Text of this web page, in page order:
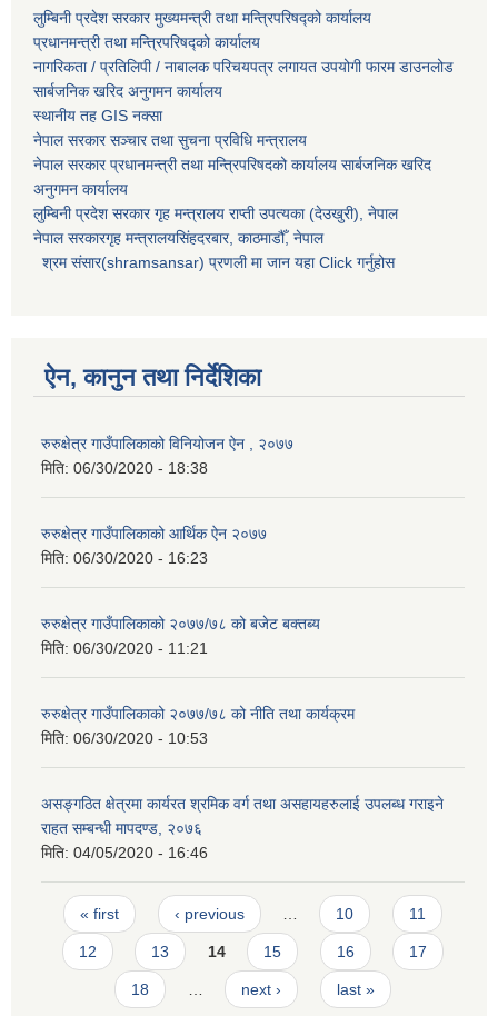
लुम्बिनी प्रदेश सरकार मुख्यमन्त्री तथा मन्त्रिपरिषद्को कार्यालय
प्रधानमन्त्री तथा मन्त्रिपरिषद्को कार्यालय
नागरिकता / प्रतिलिपी / नाबालक परिचयपत्र लगायत उपयोगी फारम डाउनलोड
सार्बजनिक खरिद अनुगमन कार्यालय
स्थानीय तह GIS नक्सा
नेपाल सरकारसञ्चार तथा सुचना प्रविधि मन्त्रालय
नेपाल सरकार प्रधानमन्त्री तथा मन्त्रिपरिषदको कार्यालय सार्बजनिक खरिद
अनुगमन कार्यालय
लुम्बिनी प्रदेश सरकार गृह मन्त्रालय राप्ती उपत्यका (देउखुरी), नेपाल
नेपाल सरकारगृह मन्त्रालयसिंहदरबार, काठमाडौँ, नेपाल
श्रम संसार(shramsansar) प्रणली मा जान यहा Click गर्नुहोस
ऐन, कानुन तथा निर्देशिका
रुरुक्षेत्र गाउँपालिकाको विनियोजन ऐन , २०७७
मिति: 06/30/2020 - 18:38
रुरुक्षेत्र गाउँपालिकाको आर्थिक ऐन २०७७
मिति: 06/30/2020 - 16:23
रुरुक्षेत्र गाउँपालिकाको २०७७/७८ को बजेट बक्तब्य
मिति: 06/30/2020 - 11:21
रुरुक्षेत्र गाउँपालिकाको २०७७/७८ को नीति तथा कार्यक्रम
मिति: 06/30/2020 - 10:53
असङ्गठित क्षेत्रमा कार्यरत श्रमिक वर्ग तथा असहायहरुलाई उपलब्ध गराइने
राहत सम्बन्धी मापदण्ड, २०७६
मिति: 04/05/2020 - 16:46
Pages
« first ‹ previous 10 11
12 13 14 15 16 17
18 next › last »